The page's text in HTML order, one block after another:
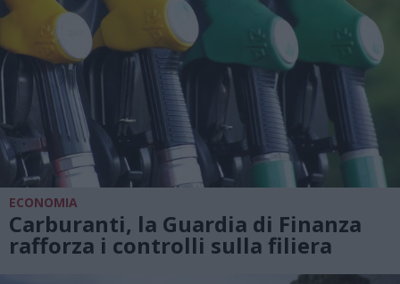
ECONOMIA
Carburanti, la Guardia di Finanza
rafforza i controlli sulla filiera